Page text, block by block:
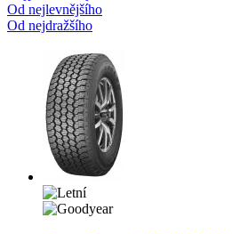
Od nejlevnějšího
Od nejdražšího